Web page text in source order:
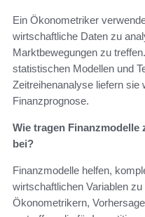
Ein Ökonometriker
wirtschaftliche Daten zu
Marktbewegungen zu
statistischen Modellen und
Zeitreihenanalyse liefern sie
Finanzprognose.
Wie tragen
bei?
Finanzmodelle helfen,
wirtschaftlichen Variablen
Ökonometrikern,